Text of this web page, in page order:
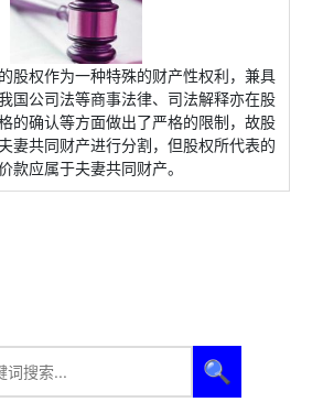
股权作为一种特殊的财产性权利，兼具
国公司法等商事法律、司法解释亦在股
的确认等方面做出了严格的限制，故股
妻共同财产进行分割，但股权所代表的
款应属于夫妻共同财产。
🔍